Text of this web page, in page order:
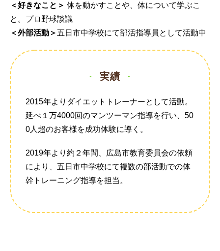
＜好きなこと＞ 体を動かすことや、体について学ぶこ
と。プロ野球談議
＜外部活動＞ 五日市中学校にて部活指導員として活動中
● 実績 ●
2015年よりダイエットトレーナーとして活動。
延べ１万4000回のマンツーマン指導を行い、50
0人超のお客様を成功体験に導く。
2019年より約２年間、広島市教育委員会の依頼
により、五日市中学校にて複数の部活動での体
幹トレーニング指導を担当。